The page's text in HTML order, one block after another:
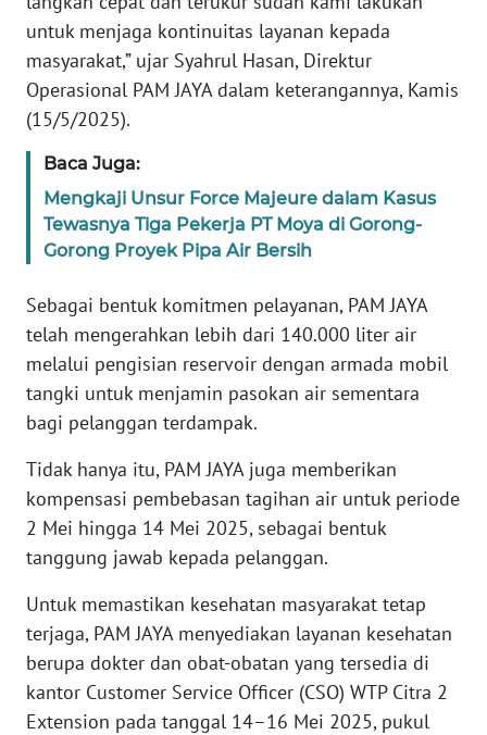
untuk menjaga kontinuitas layanan kepada
masyarakat,” ujar Syahrul Hasan, Direktur
Operasional PAM JAYA dalam keterangannya, Kamis
(15/5/2025).
Baca Juga:
Mengkaji Unsur Force Majeure dalam Kasus
Tewasnya Tiga Pekerja PT Moya di Gorong-
Gorong Proyek Pipa Air Bersih
Sebagai bentuk komitmen pelayanan, PAM JAYA
telah mengerahkan lebih dari 140.000 liter air
melalui pengisian reservoir dengan armada mobil
tangki untuk menjamin pasokan air sementara
bagi pelanggan terdampak.
Tidak hanya itu, PAM JAYA juga memberikan
kompensasi pembebasan tagihan air untuk periode
2 Mei hingga 14 Mei 2025, sebagai bentuk
tanggung jawab kepada pelanggan.
Untuk memastikan kesehatan masyarakat tetap
terjaga, PAM JAYA menyediakan layanan kesehatan
berupa dokter dan obat-obatan yang tersedia di
kantor Customer Service Officer (CSO) WTP Citra 2
Extension pada tanggal 14–16 Mei 2025, pukul
WN
NTB
WN
SULTENG
WN
SULBAR
WN
WN
SUMBAR
WN
SUMSEL
WN
BENGKULU
LAMPUNG
WN
JATENG